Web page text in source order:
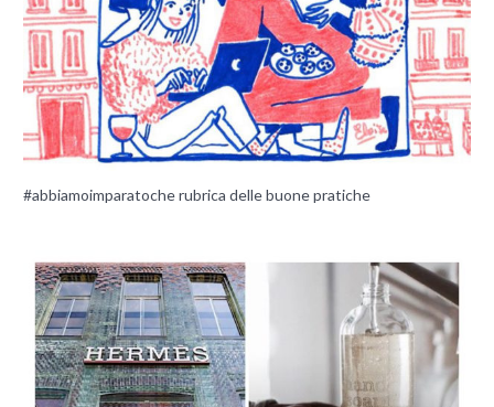
#abbiamoimparatoche rubrica delle buone pratiche